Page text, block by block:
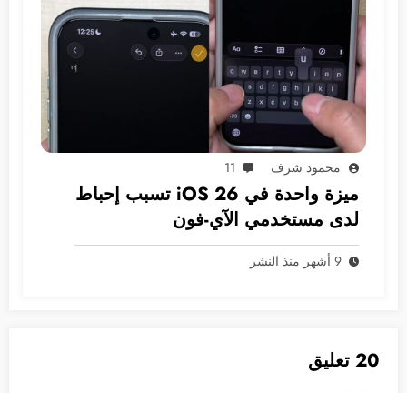
محمود شرف 11
ميزة واحدة في iOS 26 تسبب إحباط
لدى مستخدمي الآي-فون
9 أشهر منذ النشر
20 تعليق